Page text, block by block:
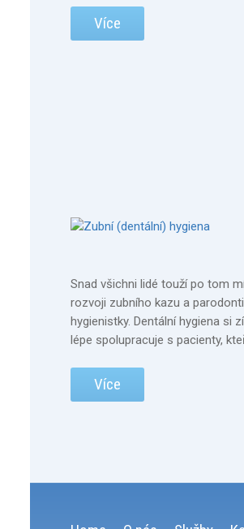
Více
Snad všichni lidé touží po tom
rozvoji zubního kazu a
hygienistky. Dentální hygiena si
lépe spolupracuje s pacienty,
Více